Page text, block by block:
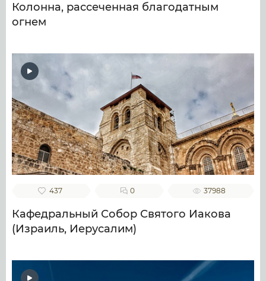
Колонна, рассеченная благодатным
огнем
437 0 37988
Кафедральный Собор Святого Иакова
(Израиль, Иерусалим)